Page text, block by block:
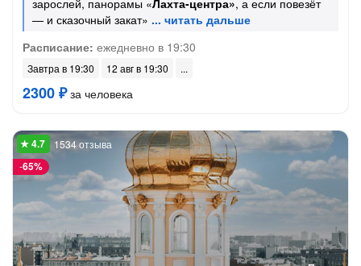
зарослей, панорамы «Лахта-центра», а если повезёт
— и сказочный закат»
Расписание: ежедневно в 19:30
Завтра в 19:30 12 авг в 19:30
2300 ₽за человека
-65%
1534 отзыва